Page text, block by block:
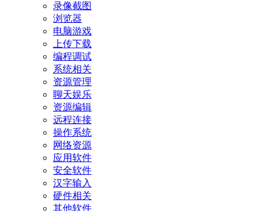
录像截图
浏览器
电脑游戏
上传下载
编程调试
系统相关
资源管理
聊天娱乐
资源编辑
远程连接
操作系统
网络资源
应用软件
安全软件
汉字输入
硬件相关
其他软件